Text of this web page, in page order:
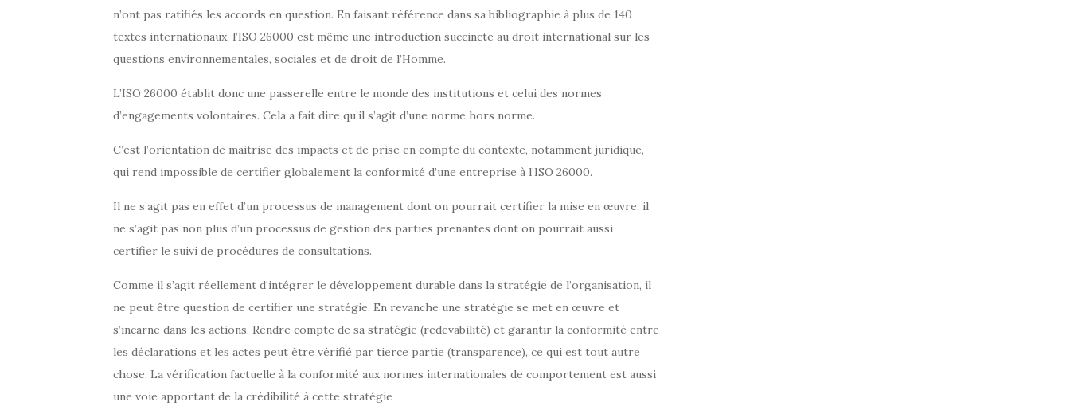
n’ont pas ratifiés les accords en question. En faisant référence dans sa bibliographie à plus de 140
textes internationaux, l’ISO 26000 est même une introduction succincte au droit international sur les
questions environnementales, sociales et de droit de l’Homme.
L’ISO 26000 établit donc une passerelle entre le monde des institutions et celui des normes
d’engagements volontaires. Cela a fait dire qu’il s’agit d’une norme hors norme.
C’est l’orientation de maitrise des impacts et de prise en compte du contexte, notamment juridique,
qui rend impossible de certifier globalement la conformité d’une entreprise à l’ISO 26000.
Il ne s’agit pas en effet d’un processus de management dont on pourrait certifier la mise en œuvre, il
ne s’agit pas non plus d’un processus de gestion des parties prenantes dont on pourrait aussi
certifier le suivi de procédures de consultations.
Comme il s’agit réellement d’intégrer le développement durable dans la stratégie de l’organisation, il
ne peut être question de certifier une stratégie. En revanche une stratégie se met en œuvre et
s’incarne dans les actions. Rendre compte de sa stratégie (redevabilité) et garantir la conformité entre
les déclarations et les actes peut être vérifié par tierce partie (transparence), ce qui est tout autre
chose. La vérification factuelle à la conformité aux normes internationales de comportement est aussi
une voie apportant de la crédibilité à cette stratégie